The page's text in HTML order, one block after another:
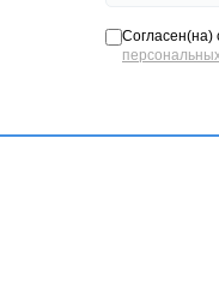
Согласен(на)